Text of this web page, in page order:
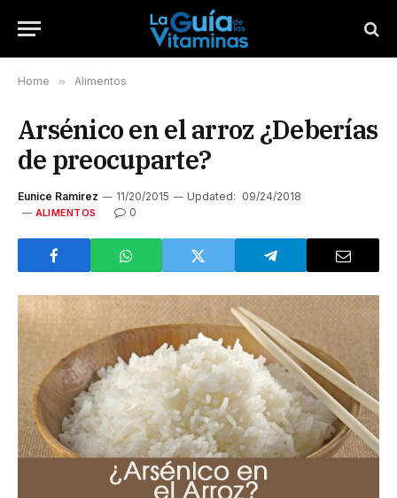
Home » Alimentos
Arsénico en el arroz ¿Deberías
de preocuparte?
Eunice Ramirez 11/20/2015 Updated: 09/24/2018
ALIMENTOS 0